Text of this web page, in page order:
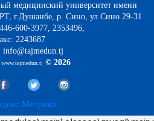
медицинский университет имени
г.Душанбе, р. Сино, ул.Сино 29-31
600-3977, 2353496,
2243687
info@tajmedun.tj
www.tajmedun.tj © 2026